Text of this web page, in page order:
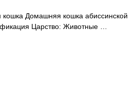
Домашняя кошка абиссинской
Царство: Животные …